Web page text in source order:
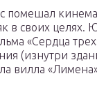
помешал
в своих целях.
«Сердца
(изнутри
вилла